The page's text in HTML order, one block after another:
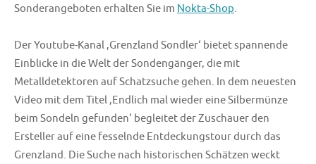
Sonderangeboten erhalten Sie im Nokta-Shop.
Der Youtube-Kanal ‚Grenzland Sondler‘ bietet spannende
Einblicke in die Welt der Sondengänger, die mit
Metalldetektoren auf Schatzsuche gehen. In dem neuesten
Video mit dem Titel ‚Endlich mal wieder eine Silbermünze
beim Sondeln gefunden‘ begleitet der Zuschauer den
Ersteller auf eine fesselnde Entdeckungstour durch das
Grenzland. Die Suche nach historischen Schätzen weckt